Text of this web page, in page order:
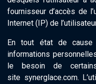
fournisseur d’accès de
Internet (IP) de
En tout état de cause
informations
le besoin de
site synerglace.com.